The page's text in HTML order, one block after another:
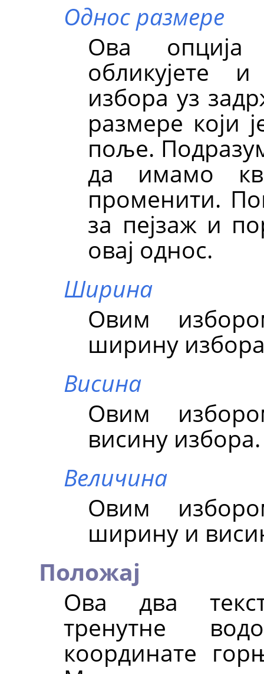
Однос размере
Ова
обликујете
избора уз
размере који
поље.
да имамо
променити.
за пејзаж и
овај однос.
Ширина
Овим
ширину
Висина
Овим
висину избора.
Величина
Овим
ширину и
Положај
Ова два
тренутне
координате